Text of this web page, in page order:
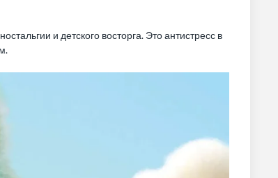
и детского восторга. Это антистресс в